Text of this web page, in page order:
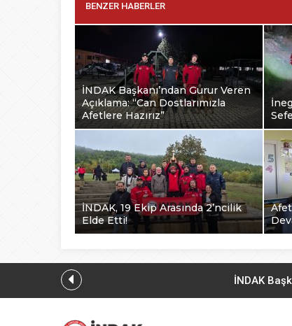
BENZER HABERLER
İNDAK Başkanı’ndan Gurur Veren
Açıklama: “Can Dostlarımızla
Afetlere Hazırız”
İNDAK, 19 Ekip Arasında 2’ncilik
Elde Etti!
İNDAK